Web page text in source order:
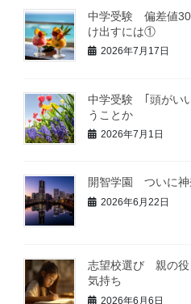
中学受験 偏差値30
け出すには①
2026年7月17日
中学受験 ｢頭がい
うことか
2026年7月1日
開智学園 ついに神
2026年6月22日
志望校選び 親の役
気持ち
2026年6月6日